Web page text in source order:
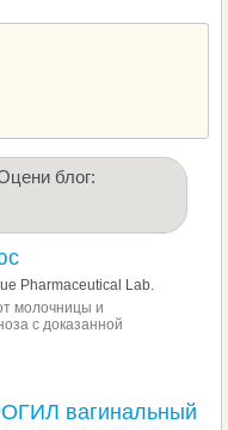
блог:
Pharmaceutical Lab.
молочницы и
с доказанной
вагинальный